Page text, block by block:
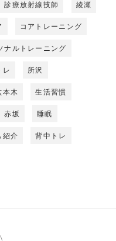
診療放射線技師 綾瀬
コアトレーニング
ナルトレーニング
レ 所沢
本木 生活習慣
赤坂 睡眠
紹介 背中トレ